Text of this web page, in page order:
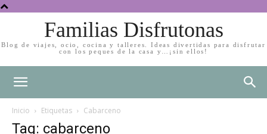
Familias Disfrutonas
Blog de viajes, ocio, cocina y talleres. Ideas divertidas para disfrutar
con los peques de la casa y…¡sin ellos!
Inicio Etiquetas Cabarceno
Tag: cabarceno